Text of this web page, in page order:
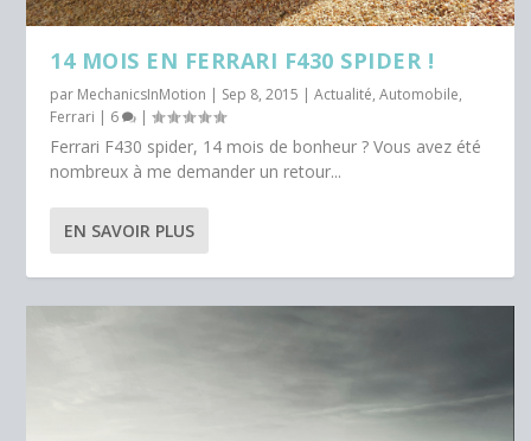
14 MOIS EN FERRARI F430 SPIDER !
par MechanicsInMotion | Sep 8, 2015 |Actualité,Automobile,
Ferrari | 6 |
Ferrari F430 spider, 14 mois de bonheur ? Vous avez été
nombreux à me demander un retour...
EN SAVOIR PLUS